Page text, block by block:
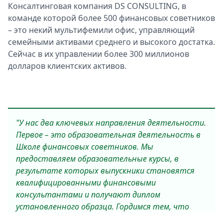
Консалтинговая компания DS CONSULTING, в
команде которой более 500 финансовых советников
– это некий мультифемили офис, управляющий
семейными активами среднего и высокого достатка.
Сейчас в их управлении более 300 миллионов
долларов клиентских активов.
"У нас два ключевых направления деятельности.
Первое – это образовательная деятельность в
Школе финансовых советников. Мы
предоставляем образовательные курсы, в
результате которых выпускники становятся
квалифицированными финансовыми
консультантами и получают диплом
установленного образца. Гордимся тем, что